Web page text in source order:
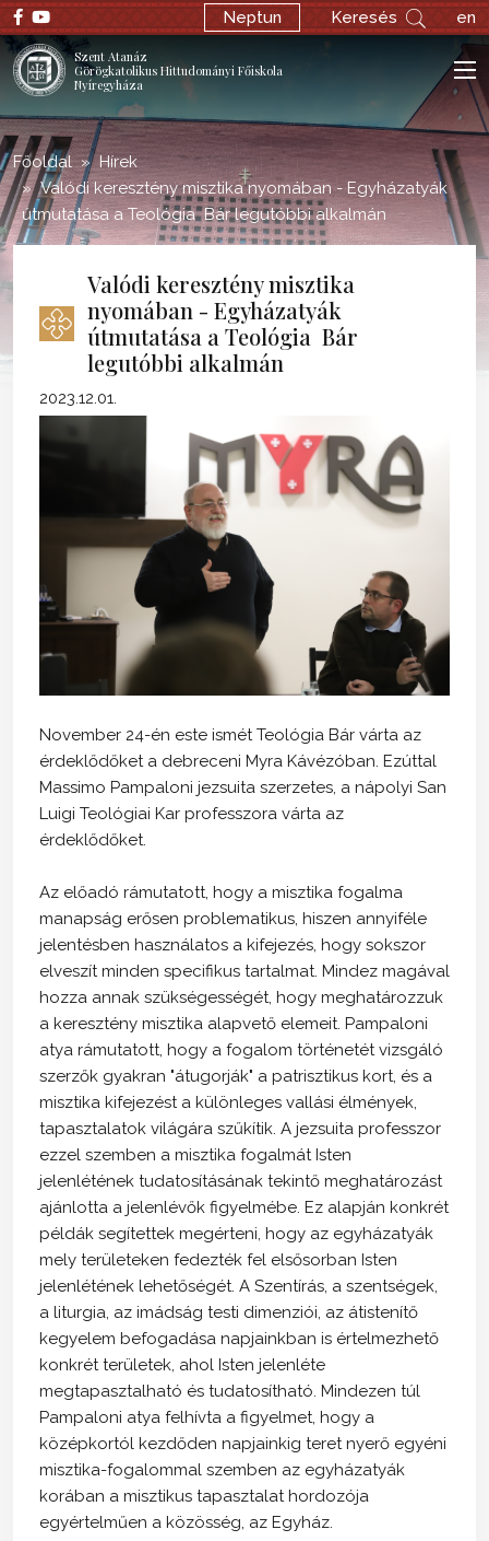
; Neptun Keresés en
Szent Atanáz
Görögkatolikus Hittudományi Főiskola
Nyíregyháza
Főoldal
Hírek
Valódi keresztény misztika nyomában - Egyházatyák
útmutatása a Teológia Bár legutóbbi alkalmán
Valódi keresztény misztika
nyomában - Egyházatyák
útmutatása a Teológia Bár
legutóbbi alkalmán
2023.12.01.
November 24-én este ismét Teológia Bár várta az
érdeklődőket a debreceni Myra Kávézóban. Ezúttal
Massimo Pampaloni jezsuita szerzetes, a nápolyi San
Luigi Teológiai Kar professzora várta az
érdeklődőket.
Az előadó rámutatott, hogy a misztika fogalma
manapság erősen problematikus, hiszen annyiféle
jelentésben használatos a kifejezés, hogy sokszor
elveszít minden specifikus tartalmat. Mindez magával
hozza annak szükségességét, hogy meghatározzuk
a keresztény misztika alapvető elemeit. Pampaloni
atya rámutatott, hogy a fogalom történetét vizsgáló
szerzők gyakran "átugorják" a patrisztikus kort, és a
misztika kifejezést a különleges vallási élmények,
tapasztalatok világára szűkítik. A jezsuita professzor
ezzel szemben a misztika fogalmát Isten
jelenlétének tudatosításának tekintő meghatározást
ajánlotta a jelenlévők figyelmébe. Ez alapján konkrét
példák segítettek megérteni, hogy az egyházatyák
mely területeken fedezték fel elsősorban Isten
jelenlétének lehetőségét. A Szentírás, a szentségek,
a liturgia, az imádság testi dimenziói, az átistenítő
kegyelem befogadása napjainkban is értelmezhető
konkrét területek, ahol Isten jelenléte
megtapasztalható és tudatosítható. Mindezen túl
Pampaloni atya felhívta a figyelmet, hogy a
középkortól kezdőden napjainkig teret nyerő egyéni
misztika-fogalommal szemben az egyházatyák
korában a misztikus tapasztalat hordozója
egyértelműen a közösség, az Egyház.